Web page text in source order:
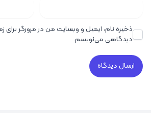
ذخیره نام، ایمیل و وبسایت من در مرورگر برای
دیدگاهی می‌نویسم.